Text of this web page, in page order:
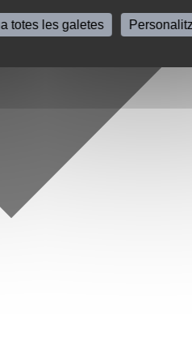
totes les galetes